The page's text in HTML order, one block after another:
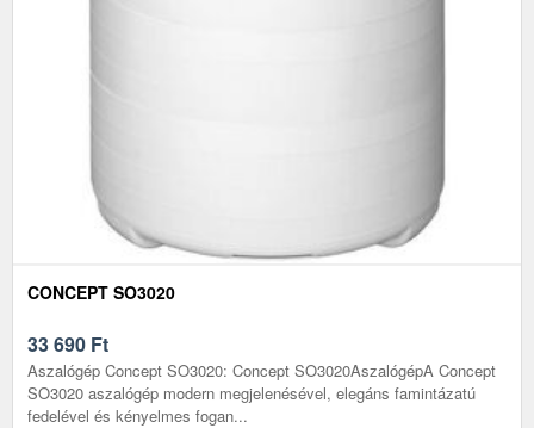
CONCEPT SO3020
33 690 Ft
Aszalógép Concept SO3020: Concept SO3020AszalógépA Concept
SO3020 aszalógép modern megjelenésével, elegáns famintázatú
fedelével és kényelmes fogan...